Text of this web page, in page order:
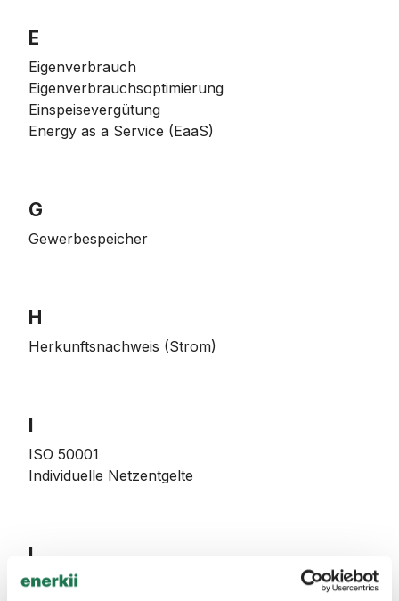
E
Eigenverbrauch
Eigenverbrauchsoptimierung
Einspeisevergütung
Energy as a Service (EaaS)
G
Gewerbespeicher
H
Herkunftsnachweis (Strom)
I
ISO 50001
Individuelle Netzentgelte
L
Lastgang